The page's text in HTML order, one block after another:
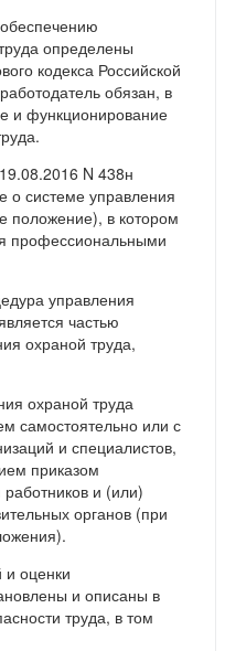
определены
кодекса Российской
обязан, в
и функционирование
N 438н
о системе управления
положение), в котором
профессиональными
управления
частью
охраной труда,
охраной труда
самостоятельно или с
и специалистов,
приказом
и (или)
органов (при
оценки
и описаны в
труда, в том